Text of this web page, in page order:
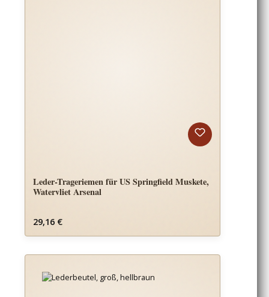
Leder-Trageriemen für US Springfield Muskete,
Watervliet Arsenal
Regulärer Preis:
29,16 €